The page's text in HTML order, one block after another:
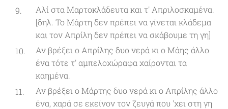
Αλί στα Μαρτοκλάδευτα και τ' Απριλοσκαμένα.
[δηλ. Το Μάρτη δεν πρέπει να γίνεται κλάδεμα
και τον Απρίλη δεν πρέπει να σκάβουμε τη γη]
Αν βρέξει ο Απρίλης δυο νερά κι ο Μάης άλλο
ένα τότε τ' αμπελοχώραφα χαίρονται τα
καημένα.
Αν βρέξει ο Μάρτης δυο νερά κι ο Απρίλης άλλο
ένα, χαρά σε εκείνον τον ζευγά που 'χει στη γη